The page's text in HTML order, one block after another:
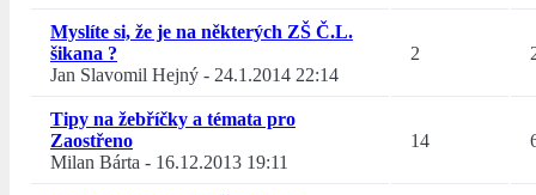
Myslíte si, že je na některých ZŠ Č.L.
šikana ?
Jan Slavomil Hejný - 24.1.2014 22:14
2
Tipy na žebříčky a témata pro
Zaostřeno
Milan Bárta - 16.12.2013 19:11
14